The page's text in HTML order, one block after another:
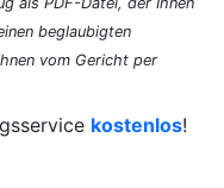
beglaubigten
vom Gericht per
kostenlos!